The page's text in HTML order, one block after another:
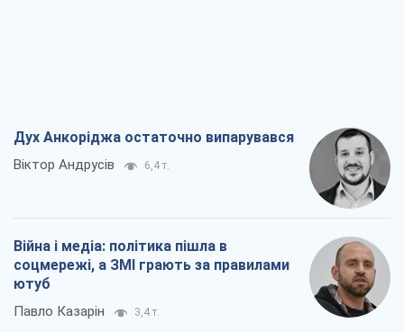
Дух Анкоріджа остаточно випарувався
Віктор Андрусів 6,4 т.
Війна і медіа: політика пішла в
соцмережі, а ЗМІ грають за правилами
ютуб
Павло Казарін 3,4 т.